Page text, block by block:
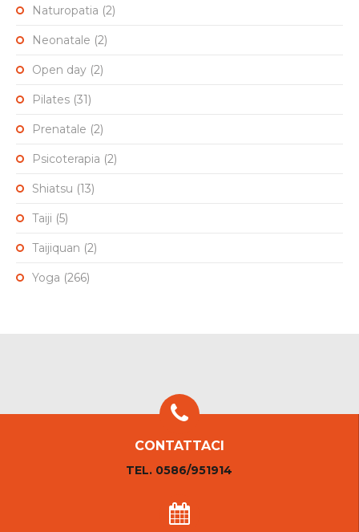
Naturopatia (2)
Neonatale (2)
Open day (2)
Pilates (31)
Prenatale (2)
Psicoterapia (2)
Shiatsu (13)
Taiji (5)
Taijiquan (2)
Yoga (266)
CONTATTACI
TEL. 0586/951914